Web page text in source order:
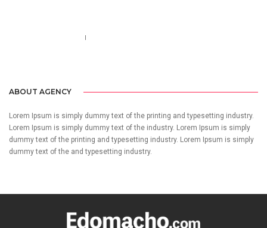
ABOUT AGENCY
Lorem Ipsum is simply dummy text of the printing and typesetting industry.
Lorem Ipsum is simply dummy text of the industry. Lorem Ipsum is simply
dummy text of the printing and typesetting industry. Lorem Ipsum is simply
dummy text of the and typesetting industry.